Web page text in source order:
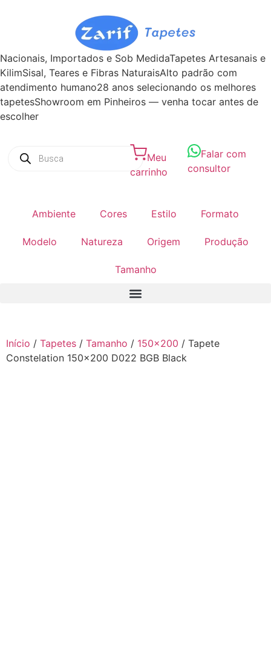
Nacionais, Importados e Sob MedidaTapetes Artesanais e
KilimSisal, Teares e Fibras NaturaisAlto padrão com
atendimento humano28 anos selecionando os melhores
tapetesShowroom em Pinheiros — venha tocar antes de
escolher
Meu
carrinho
Falar com
consultor
Ambiente Cores Estilo Formato
Modelo Natureza Origem Produção
Tamanho
Início / Tapetes / Tamanho / 150x200 / Tapete
Constelation 150×200 D022 BGB Black